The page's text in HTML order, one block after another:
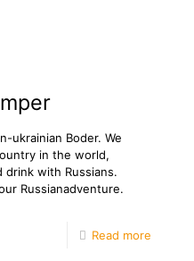
ukrainian Boder. We
in the world,
with Russians.
Russianadventure.
Read more